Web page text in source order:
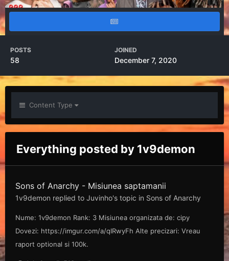
POSTS
58
JOINED
December 7, 2020
Content Type
Everything posted by 1v9demon
Sons of Anarchy - Misiunea saptamanii
1v9demon replied to Juvinho's topic in Sons of Anarchy
Nume: 1v9demon Rank: 3 Misiunea organizata de: cipy
Dovezi: https://imgur.com/a/qIRwyFh Alte precizari: Vreau
raport optional si 100k.